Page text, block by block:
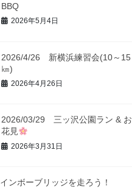
BBQ
2026年5月4日
2026/4/26 新横浜練習会(10～15
㎞)
2026年4月26日
2026/03/29 三ッ沢公園ラン & お
花見
2026年3月31日
ンボーブリッジを走ろう！